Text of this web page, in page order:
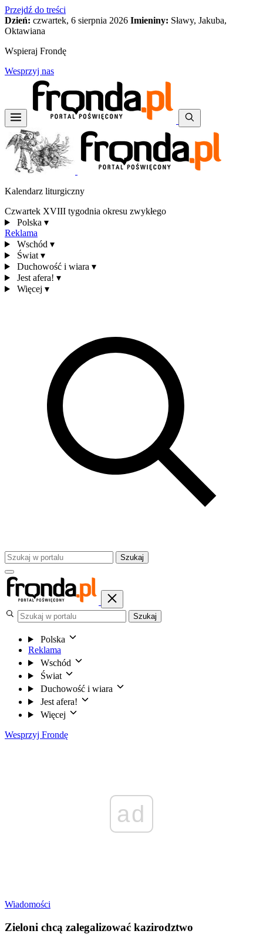
Przejdź do treści
Dzień: czwartek, 6 sierpnia 2026 Imieniny: Sławy, Jakuba,
Oktawiana
Wspieraj Frondę
Wesprzyj nas
Kalendarz liturgiczny
Czwartek XVIII tygodnia okresu zwykłego
Polska ▾
Reklama
Wschód ▾
Świat ▾
Duchowość i wiara ▾
Jest afera! ▾
Więcej ▾
Szukaj
Szukaj
Polska
Reklama
Wschód
Świat
Duchowość i wiara
Jest afera!
Więcej
Wesprzyj Frondę
ad
Wiadomości
Zieloni chcą zalegalizować kazirodztwo